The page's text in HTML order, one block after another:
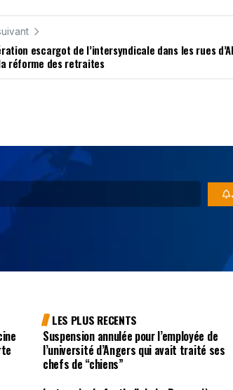
escargot de l’intersyndicale dans les rues
réforme des retraites
LES PLUS RECENTS
Suspension annulée pour l’employée de
l’université d’Angers qui avait traité ses
chefs de “chiens”